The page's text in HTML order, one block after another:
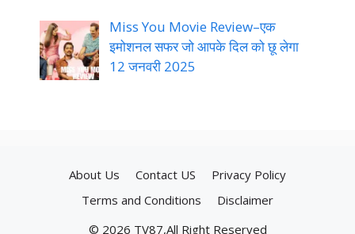
Miss You Movie Review–एक
इमोशनल सफर जो आपके दिल को छू लेगा
12 जनवरी 2025
About Us Contact US
Privacy Policy
Terms and Conditions
Disclaimer
© 2026 TV87,All Right Reserved